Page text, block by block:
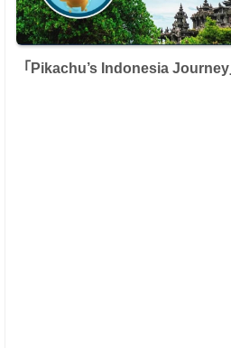
「 Pikachu’s Indonesia Journey